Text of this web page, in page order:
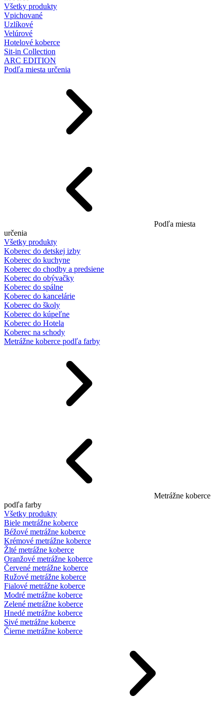
Všetky produkty
Vpichované
Uzlíkové
Velúrové
Hotelové koberce
Sit-in Collection
ARC EDITION
Podľa miesta určenia
Podľa miesta
určenia
Všetky produkty
Koberec do detskej izby
Koberec do kuchyne
Koberec do chodby a predsiene
Koberec do obývačky
Koberec do spálne
Koberec do kancelárie
Koberec do školy
Koberec do kúpeľne
Koberec do Hotela
Koberec na schody
Metrážne koberce podľa farby
Metrážne koberce
podľa farby
Všetky produkty
Biele metrážne koberce
Béžové metrážne koberce
Krémové metrážne koberce
Žlté metrážne koberce
Oranžové metrážne koberce
Červené metrážne koberce
Ružové metrážne koberce
Fialové metrážne koberce
Modré metrážne koberce
Zelené metrážne koberce
Hnedé metrážne koberce
Sivé metrážne koberce
Čierne metrážne koberce